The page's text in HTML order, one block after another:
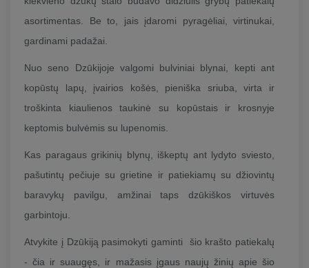
asortimentas. Be to, jais įdaromi pyragėliai, virtinukai,
gardinami padažai.
Nuo seno Dzūkijoje valgomi bulviniai blynai, kepti ant
kopūstų lapų, įvairios košės, pieniška sriuba, virta ir
troškinta kiaulienos taukinė su kopūstais ir krosnyje
keptomis bulvėmis su lupenomis.
Kas paragaus grikinių blynų, iškeptų ant lydyto sviesto,
pašutintų pečiuje su grietine ir patiekiamų su džiovintų
baravykų pavilgu, amžinai taps dzūkiškos virtuvės
garbintoju.
Atvykite į Dzūkiją pasimokyti gaminti šio krašto patiekalų
- čia ir suaugęs, ir mažasis įgaus naujų žinių apie šio